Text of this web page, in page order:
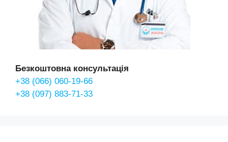
Безкоштовна консультація
+38 (066) 060-19-66
+38 (097) 883-71-33